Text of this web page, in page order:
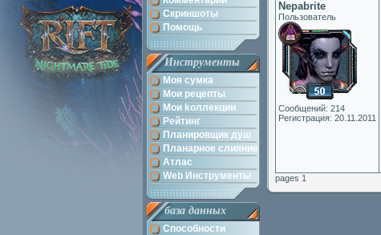
Скриншоты
Помощь
Инструменты
Моя сумка
Мои рецепты
Мои kоллекции
Рейтинг
Планировщик душ
Планарное слияние
Атлас
Web Инструменты
база данных
Способности
Nepabrite
Пользователь
Сообщений: 214
Регистрация: 20.11.2011
pages 1